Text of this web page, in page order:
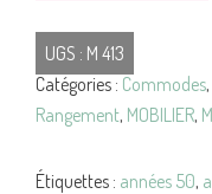
COMMODE
Pieds
Compas
VINTAGE
UGS : M 413
Catégories : Commodes,
Rangement, MOBILIER,
Étiquettes : années 50,